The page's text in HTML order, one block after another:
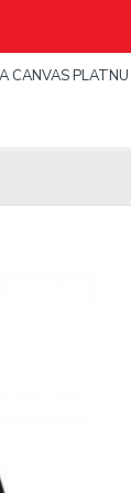
CANVAS PLATNU